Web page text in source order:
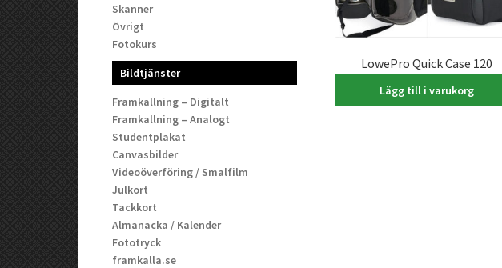
LowePro Quick Case 120
395,00kr
Lägg till i varukorg
Skanner
Övrigt
Fotokurs
Bildtjänster
Framkallning – Digitalt
Framkallning – Analogt
Studentplakat
Canvasbilder
Videoöverföring / Smalfilm
Julkort
Tackkort
Almanacka / Kalender
Fototryck
framkalla.se